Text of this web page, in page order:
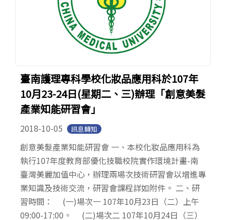
臺南護理專科學校化妝品應用科於107年
10月23-24日(星期二、三)辦理「創意美髮
產業知能研習會」
2018-10-05 訊息轉知
創意美髮產業知能研習會 一、本校化妝品應用科為
執行107年度教育部優化技職校院實作環境計畫-南
臺灣美麗加值中心，辦理兩場次技術研習會以增進專
業知識及技術交流，研習會課程詳如附件。 二、研
習時間： (一)場次一 107年10月23日（二）上午
09:00-17:00。 (二)場次二 107年10月24日（三）